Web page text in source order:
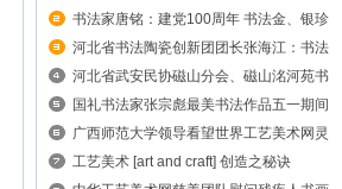
书法家唐铭：建党100周年 书法金、银珍
河北省书法陶瓷创新团团长张海江：书法
河北省武安民协磁山分会、磁山洺河苑书
国礼书法家张宗彪最美书法作品五一期间
广西师范大学领导看望世界工艺美术网灵
工艺美术 [art and craft] 创造之秘诀